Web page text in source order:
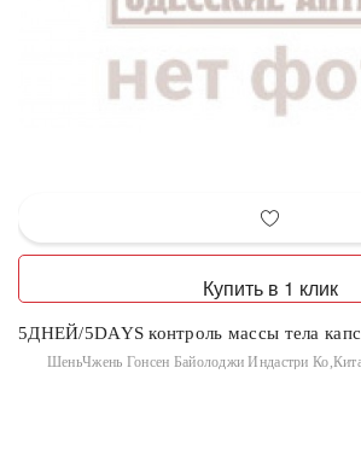
Купить в 1 клик
5ДНЕЙ/5DAYS контроль массы тела
ШеньЧжень Гонсен Байолоджи Индастри